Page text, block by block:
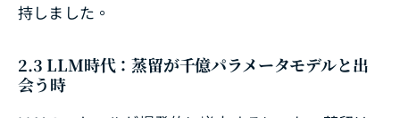
持しました。
2.3 LLM時代：蒸留が千億パラメータモデルと出
会う時